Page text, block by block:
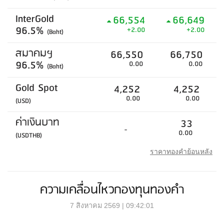
InterGold
96.5% (Baht)
66,554
+2.00
66,649
+2.00
สมาคมฯ
96.5% (Baht)
66,550
0.00
66,750
0.00
Gold Spot
(USD)
4,252
0.00
4,252
0.00
ค่าเงินบาท
(USDTHB) - 33
0.00
ราคาทองคำย้อนหลัง
ความเคลื่อนไหวกองทุนทองคำ
7 สิงหาคม 2569 | 09:42:01